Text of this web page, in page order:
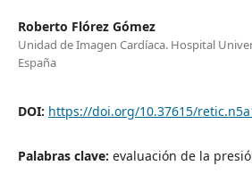
Roberto Flórez Gómez
Unidad de Imagen Cardíaca. Hospital
España
DOI: https://doi.org/10.37615/
Palabras clave: evaluación de la